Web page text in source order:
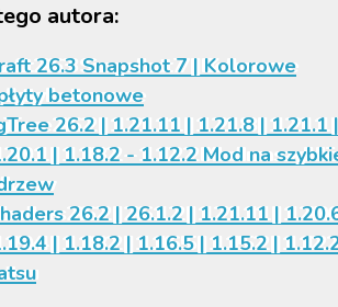
autora:
26.3 Snapshot 7 | Kolorowe
betonowe
26.2 | 1.21.11 | 1.21.8 | 1.21.1 |
| 1.18.2 - 1.12.2 Mod na
26.2 | 26.1.2 | 1.21.11 |
| 1.18.2 | 1.16.5 | 1.15.2 |